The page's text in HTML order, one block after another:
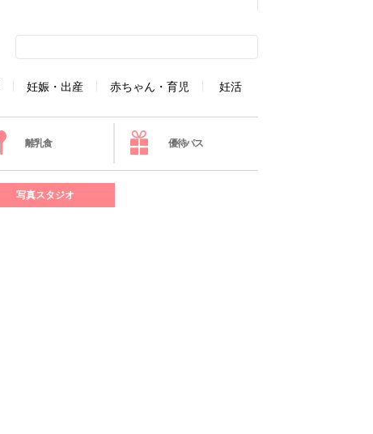
妊娠・出産 赤ちゃん・育児 妊活
離乳食 優待パス
写真スタジオ